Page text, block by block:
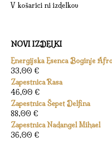
V košarici ni izdelkov
NOVI IZDELKI
Energijska Esenca Boginje
33,00 €
Zapestnica Rasa
46,00 €
Zapestnica Šepet Delfina
88,00 €
Zapestnica Nadangel Mihael
36,00 €